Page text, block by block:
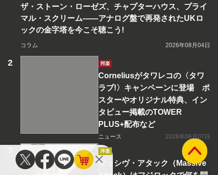
ザ・ストーン・ローゼズ、チャプターハウス、プライ
マル・スクリーム――アナログ盤で再発されたUKロ
ックの金字塔を今こそ聴こう!
コラム 2026年08月04日
邦楽
Corneliusがタワレコの〈タワ
ラブ!〉キャンペーンに登場 ポ
スターやオリジナル特典、イン
タビュー掲載のTOWER
PLUS+配布など
ニュース 2026年08月07日
洋楽
マッシヴ・アタック（Massive